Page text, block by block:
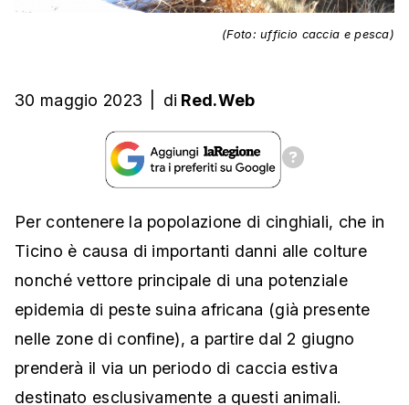
(Foto: ufficio caccia e pesca)
30 maggio 2023 di Red.Web
Per contenere la popolazione di cinghiali, che in
Ticino è causa di importanti danni alle colture
nonché vettore principale di una potenziale
epidemia di peste suina africana (già presente
nelle zone di confine), a partire dal 2 giugno
prenderà il via un periodo di caccia estiva
destinato esclusivamente a questi animali.